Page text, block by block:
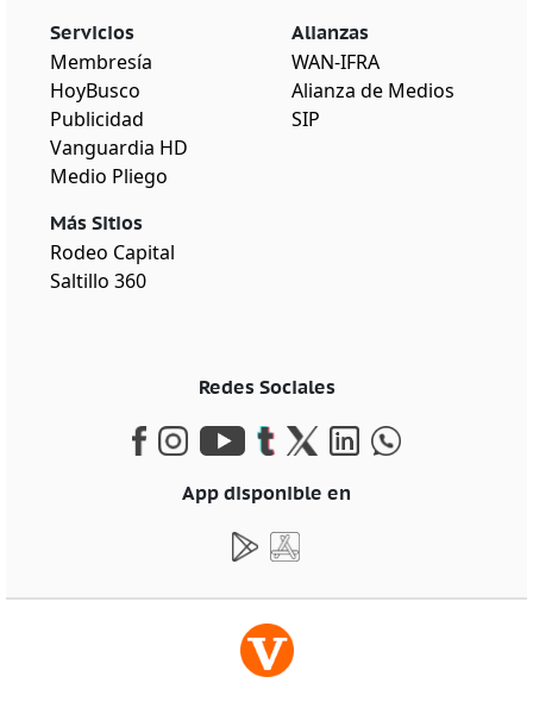
Servicios
Membresía
HoyBusco
Publicidad
Vanguardia HD
Medio Pliego
Más Sitios
Rodeo Capital
Saltillo 360
Alianzas
WAN-IFRA
Alianza de Medios
SIP
Redes Sociales
App disponible en